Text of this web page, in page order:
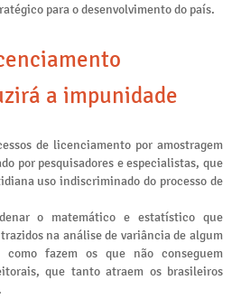
para o desenvolvimento do país.
a impunidade
de licenciamento por amostragem
por pesquisadores e especialistas, que
uso indiscriminado do processo de
o matemático e estatístico que
na análise de variância de algum
como fazem os que não conseguem
que tanto atraem os brasileiros